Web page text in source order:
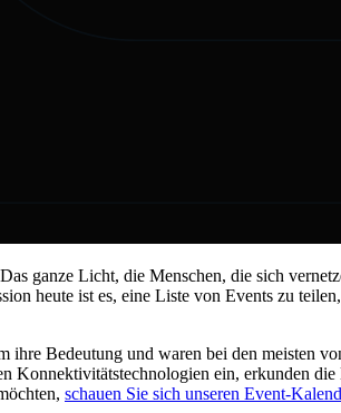
ganze Licht, die Menschen, die sich
heute ist es, eine Liste von Events zu
Bedeutung und waren bei den meisten
ein, erkunden
schauen Sie sich unseren Event-